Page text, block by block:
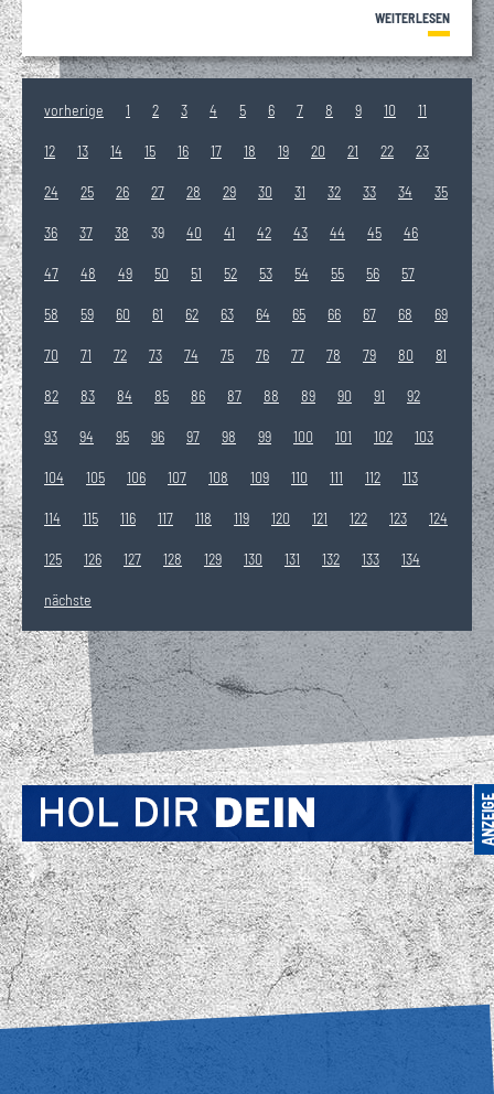
WEITERLESEN
vorherige 1 2 3 4 5 6 7 8 9 10 11
12 13 14 15 16 17 18 19 20 21 22 23
24 25 26 27 28 29 30 31 32 33 34 35
36 37 38 39 40 41 42 43 44 45 46
47 48 49 50 51 52 53 54 55 56 57
58 59 60 61 62 63 64 65 66 67 68 69
70 71 72 73 74 75 76 77 78 79 80 81
82 83 84 85 86 87 88 89 90 91 92
93 94 95 96 97 98 99 100 101 102 103
104 105 106 107 108 109 110 111 112 113
114 115 116 117 118 119 120 121 122 123 124
125 126 127 128 129 130 131 132 133 134
nächste